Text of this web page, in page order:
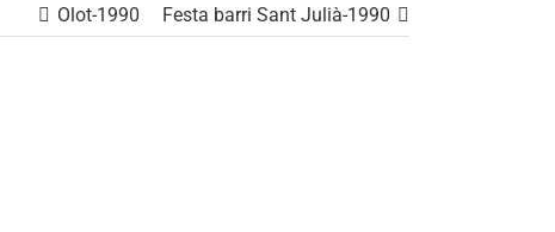
Olot-1990 Festa barri Sant Julià-1990